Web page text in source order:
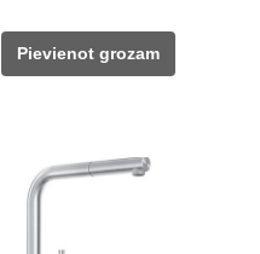
was:
169,00 €.
123,00 €.
Pievienot grozam